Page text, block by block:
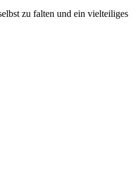
zu falten und ein vielteiliges